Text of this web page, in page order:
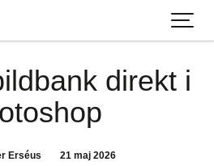
direkt i
Erséus 21 maj 2026